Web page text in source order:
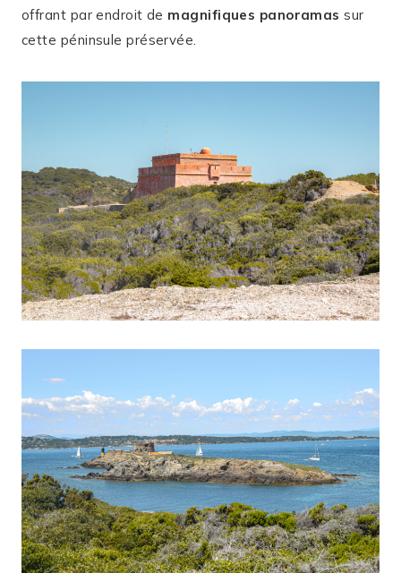
offrant par endroit de magnifiques panoramas sur
cette péninsule préservée.